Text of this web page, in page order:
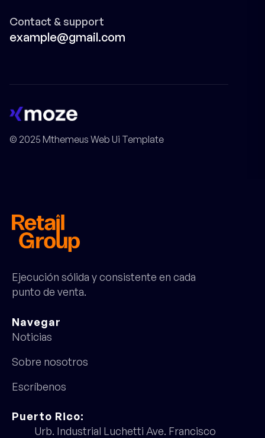
Contact & support
example@gmail.com
© 2025 Mthemeus Web Ui Template
Ejecución sólida y consistente en cada
punto de venta.
Navegar
Noticias
Sobre nosotros
Escríbenos
Puerto Rico:
Urb. Industrial Luchetti Ave. Francisco